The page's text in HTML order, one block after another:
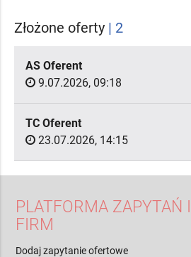
Złożone oferty | 2
AS Oferent
9.07.2026, 09:18
TC Oferent
23.07.2026, 14:15
PLATFORMA ZAPYTAŃ
FIRM
Dodaj zapytanie ofertowe